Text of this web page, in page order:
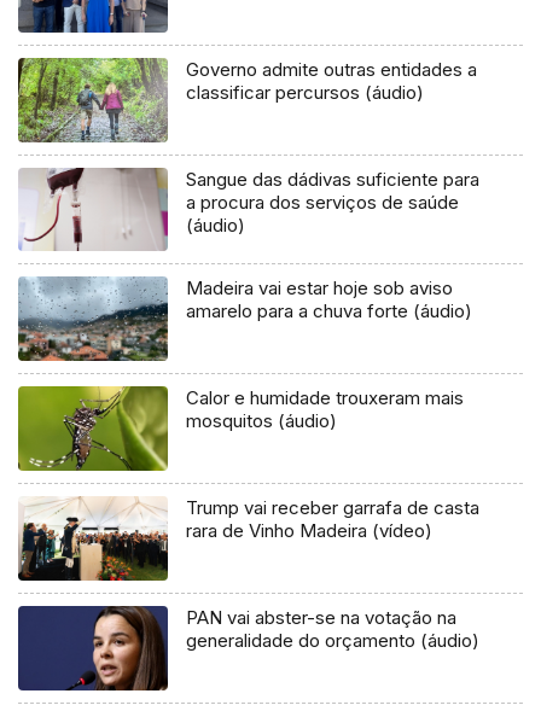
Governo admite outras entidades a
classificar percursos (áudio)
Sangue das dádivas suficiente para
a procura dos serviços de saúde
(áudio)
Madeira vai estar hoje sob aviso
amarelo para a chuva forte (áudio)
Calor e humidade trouxeram mais
mosquitos (áudio)
Trump vai receber garrafa de casta
rara de Vinho Madeira (vídeo)
PAN vai abster-se na votação na
generalidade do orçamento (áudio)